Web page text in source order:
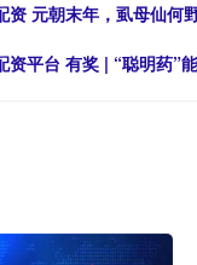
资 元朝末年，虱母仙何
资平台 有奖 | “聪明药”